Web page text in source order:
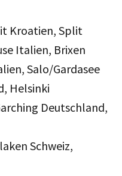
Kroatien, Split
Italien, Brixen
Salo/Gardasee
Helsinki
Deutschland,
Schweiz,